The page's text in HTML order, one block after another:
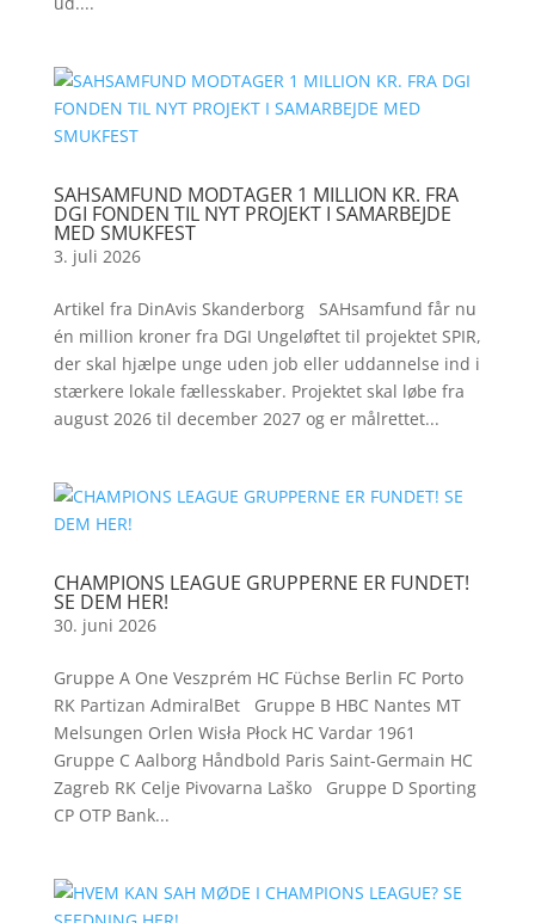
SAHSAMFUND MODTAGER 1 MILLION KR. FRA
DGI FONDEN TIL NYT PROJEKT I SAMARBEJDE
MED SMUKFEST
3. juli 2026
Artikel fra DinAvis Skanderborg SAHsamfund får nu
én million kroner fra DGI Ungeløftet til projektet SPIR,
der skal hjælpe unge uden job eller uddannelse ind i
stærkere lokale fællesskaber. Projektet skal løbe fra
august 2026 til december 2027 og er målrettet...
CHAMPIONS LEAGUE GRUPPERNE ER FUNDET!
SE DEM HER!
30. juni 2026
Gruppe A One Veszprém HC Füchse Berlin FC Porto
RK Partizan AdmiralBet Gruppe B HBC Nantes MT
Melsungen Orlen Wisła Płock HC Vardar 1961
Gruppe C Aalborg Håndbold Paris Saint-Germain HC
Zagreb RK Celje Pivovarna Laško Gruppe D Sporting
CP OTP Bank...